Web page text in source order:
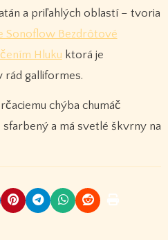
a priľahlých oblastí – tvoria
Sonoflow Bezdrôtové
Hluku ktorá je
rád galliformes.
chýba chumáč
sfarbený a má svetlé škvrny na